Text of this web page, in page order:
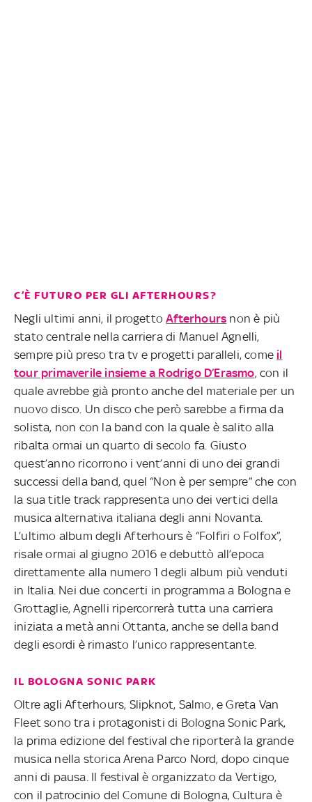
C’È FUTURO PER GLI AFTERHOURS?
Negli ultimi anni, il progettoAfterhours non è più
stato centrale nella carriera di Manuel Agnelli,
sempre più preso tra tv e progetti paralleli, come il
tour primaverile insieme a Rodrigo D’Erasmo, con il
quale avrebbe già pronto anche del materiale per un
nuovo disco. Un disco che però sarebbe a firma da
solista, non con la band con la quale è salito alla
ribalta ormai un quarto di secolo fa. Giusto
quest’anno ricorrono i vent’anni di uno dei grandi
successi della band, quel “Non è per sempre” che con
la sua title track rappresenta uno dei vertici della
musica alternativa italiana degli anni Novanta.
L’ultimo album degli Afterhours è “Folfiri o Folfox”,
risale ormai al giugno 2016 e debuttò all’epoca
direttamente alla numero 1 degli album più venduti
in Italia. Nei due concerti in programma a Bologna e
Grottaglie, Agnelli ripercorrerà tutta una carriera
iniziata a metà anni Ottanta, anche se della band
degli esordi è rimasto l’unico rappresentante.
IL BOLOGNA SONIC PARK
Oltre agli Afterhours, Slipknot, Salmo, e Greta Van
Fleet sono tra i protagonisti di Bologna Sonic Park,
la prima edizione del festival che riporterà la grande
musica nella storica Arena Parco Nord, dopo cinque
anni di pausa. Il festival è organizzato da Vertigo,
con il patrocinio del Comune di Bologna, Cultura è